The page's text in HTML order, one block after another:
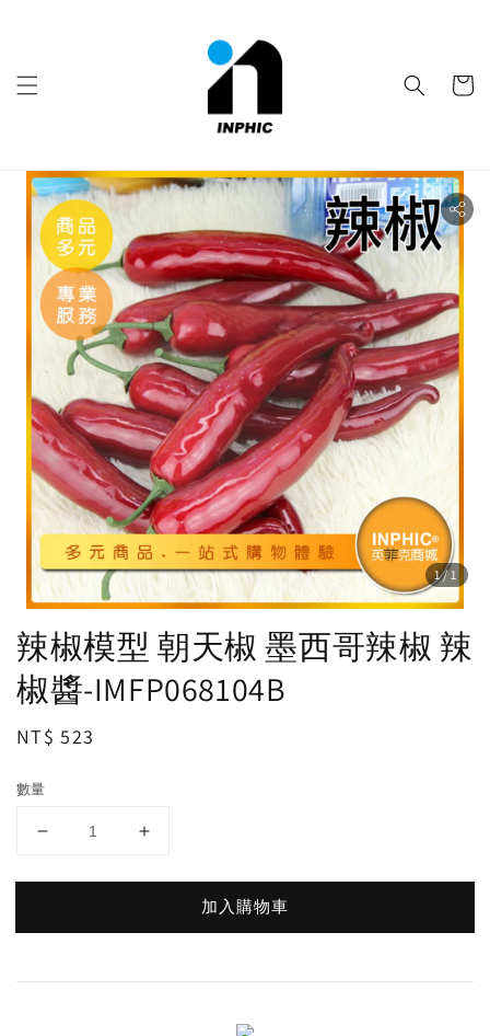
1/1
辣椒模型 朝天椒 墨西哥辣椒 辣
椒醬-IMFP068104B
Regular
NT$ 523
數量
加入購物車